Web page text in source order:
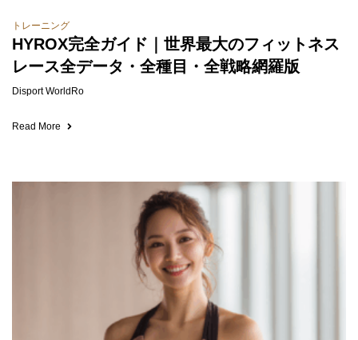
トレーニング
HYROX完全ガイド｜世界最大のフィットネス
レース全データ・全種目・全戦略網羅版
Disport WorldRo
Read More